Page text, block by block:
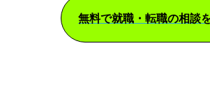
無料で就職・転職の相談